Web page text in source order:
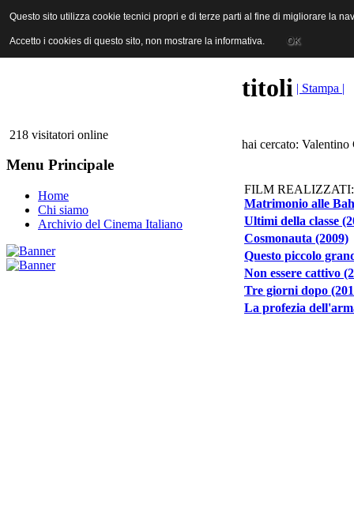
ANICA | Associazione Nazionale Industrie Cinematografiche
218 visitatori online
Menu Principale
Home
Chi siamo
Archivio del Cinema Italiano
titoli | Stampa |
hai cercato:
FILM REALIZZATI:
Matrimonio alle
Ultimi della classe
Cosmonauta (2009)
Questo piccolo
Non essere cattivo
Tre giorni dopo
La profezia
Questo sito utilizza cookie tecnici propri e di terze parti al fine di migliorare la
Accetto i cookies di questo sito, non mostrare la informativa. OK
Questo sito utilizza cookie tecnici propri e di terze parti al fine di migliorare la
Accetto i cookies di questo sito, non mostrare la informativa. OK